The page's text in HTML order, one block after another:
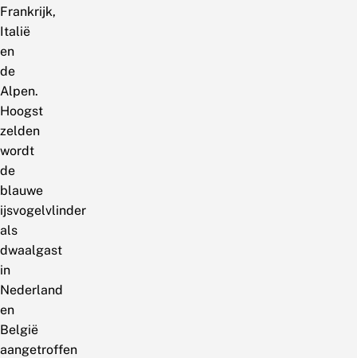
Frankrijk,
Italië
en
de
Alpen.
Hoogst
zelden
wordt
de
blauwe
ijsvogelvlinder
als
dwaalgast
in
Nederland
en
België
aangetroffen